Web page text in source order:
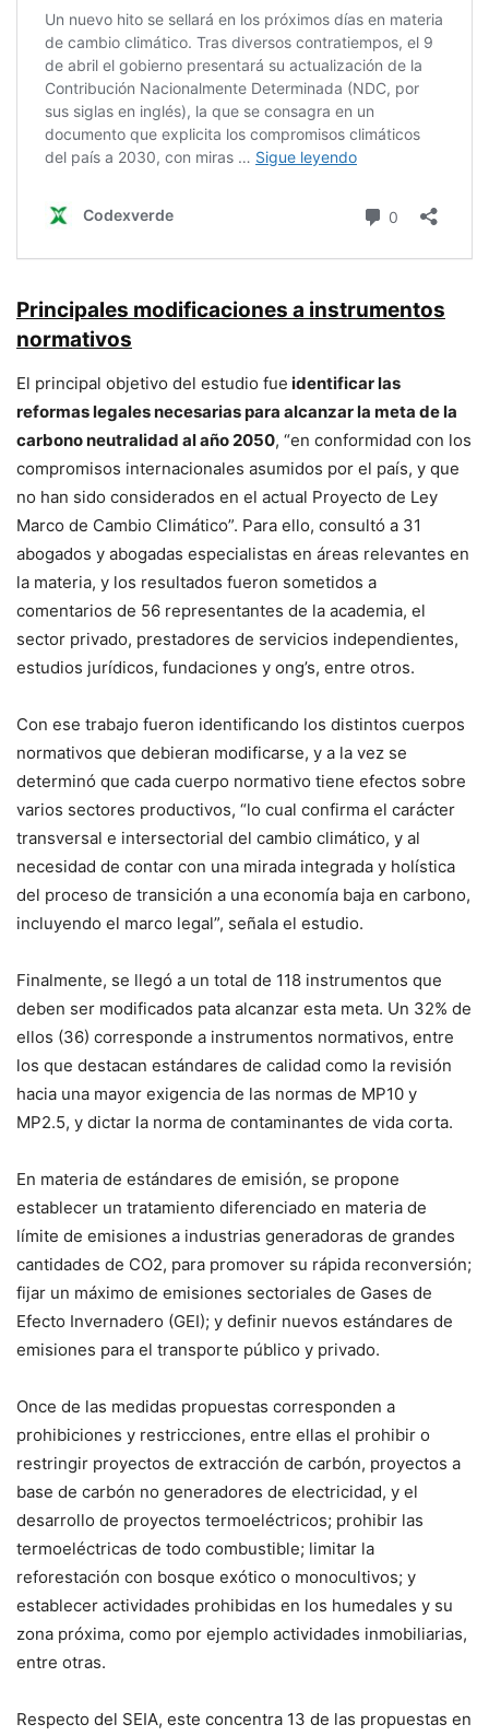
Principales modificaciones a instrumentos
normativos
El principal objetivo del estudio fue identificar las
reformas legales necesarias para alcanzar la meta de la
carbono neutralidad al año 2050, “en conformidad con los
compromisos internacionales asumidos por el país, y que
no han sido considerados en el actual Proyecto de Ley
Marco de Cambio Climático”. Para ello, consultó a 31
abogados y abogadas especialistas en áreas relevantes en
la materia, y los resultados fueron sometidos a
comentarios de 56 representantes de la academia, el
sector privado, prestadores de servicios independientes,
estudios jurídicos, fundaciones y ong’s, entre otros.
Con ese trabajo fueron identificando los distintos cuerpos
normativos que debieran modificarse, y a la vez se
determinó que cada cuerpo normativo tiene efectos sobre
varios sectores productivos, “lo cual confirma el carácter
transversal e intersectorial del cambio climático, y al
necesidad de contar con una mirada integrada y holística
del proceso de transición a una economía baja en carbono,
incluyendo el marco legal”, señala el estudio.
Finalmente, se llegó a un total de 118 instrumentos que
deben ser modificados pata alcanzar esta meta. Un 32% de
ellos (36) corresponde a instrumentos normativos, entre
los que destacan estándares de calidad como la revisión
hacia una mayor exigencia de las normas de MP10 y
MP2.5, y dictar la norma de contaminantes de vida corta.
En materia de estándares de emisión, se propone
establecer un tratamiento diferenciado en materia de
límite de emisiones a industrias generadoras de grandes
cantidades de CO2, para promover su rápida reconversión;
fijar un máximo de emisiones sectoriales de Gases de
Efecto Invernadero (GEI); y definir nuevos estándares de
emisiones para el transporte público y privado.
Once de las medidas propuestas corresponden a
prohibiciones y restricciones, entre ellas el prohibir o
restringir proyectos de extracción de carbón, proyectos a
base de carbón no generadores de electricidad, y el
desarrollo de proyectos termoeléctricos; prohibir las
termoeléctricas de todo combustible; limitar la
reforestación con bosque exótico o monocultivos; y
establecer actividades prohibidas en los humedales y su
zona próxima, como por ejemplo actividades inmobiliarias,
entre otras.
Respecto del SEIA, este concentra 13 de las propuestas en